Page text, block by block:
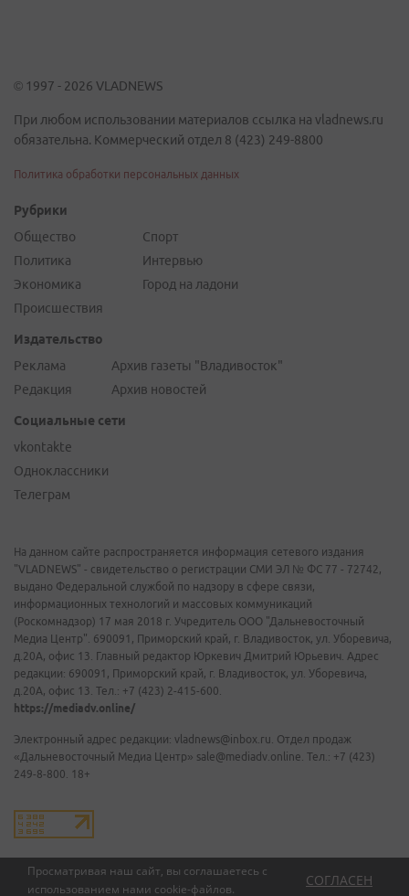
Просматривая наш сайт, вы соглашаетесь с
использованием нами cookie-файлов.
СОГЛАСЕН
© 1997 - 2026 VLADNEWS
При любом использовании материалов ссылка на vladnews.ru
обязательна. Коммерческий отдел 8 (423) 249-8800
Политика обработки персональных данных
Рубрики
Общество
Политика
Экономика
Происшествия
Спорт
Интервью
Город на ладони
Издательство
Реклама
Редакция
Архив газеты "Владивосток"
Архив новостей
Социальные сети
vkontakte
Одноклассники
Телеграм
На данном сайте распространяется информация сетевого издания
"VLADNEWS" - свидетельство о регистрации СМИ ЭЛ № ФС 77 - 72742,
выдано Федеральной службой по надзору в сфере связи,
информационных технологий и массовых коммуникаций
(Роскомнадзор) 17 мая 2018 г. Учредитель ООО "Дальневосточный
Медиа Центр". 690091, Приморский край, г. Владивосток, ул. Уборевича,
д.20А, офис 13. Главный редактор Юркевич Дмитрий Юрьевич. Адрес
редакции: 690091, Приморский край, г. Владивосток, ул. Уборевича,
д.20А, офис 13. Тел.: +7 (423) 2-415-600.
https://mediadv.online/
Электронный адрес редакции: vladnews@inbox.ru. Отдел продаж
«Дальневосточный Медиа Центр» sale@mediadv.online. Тел.: +7 (423)
249-8-800. 18+